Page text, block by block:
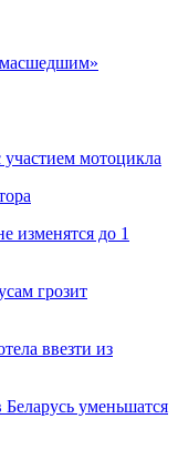
мотоцикла
изменятся до 1
грозит
ввезти из
уменьшатся